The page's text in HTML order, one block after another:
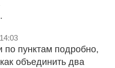
пунктам подробно,
объединить два